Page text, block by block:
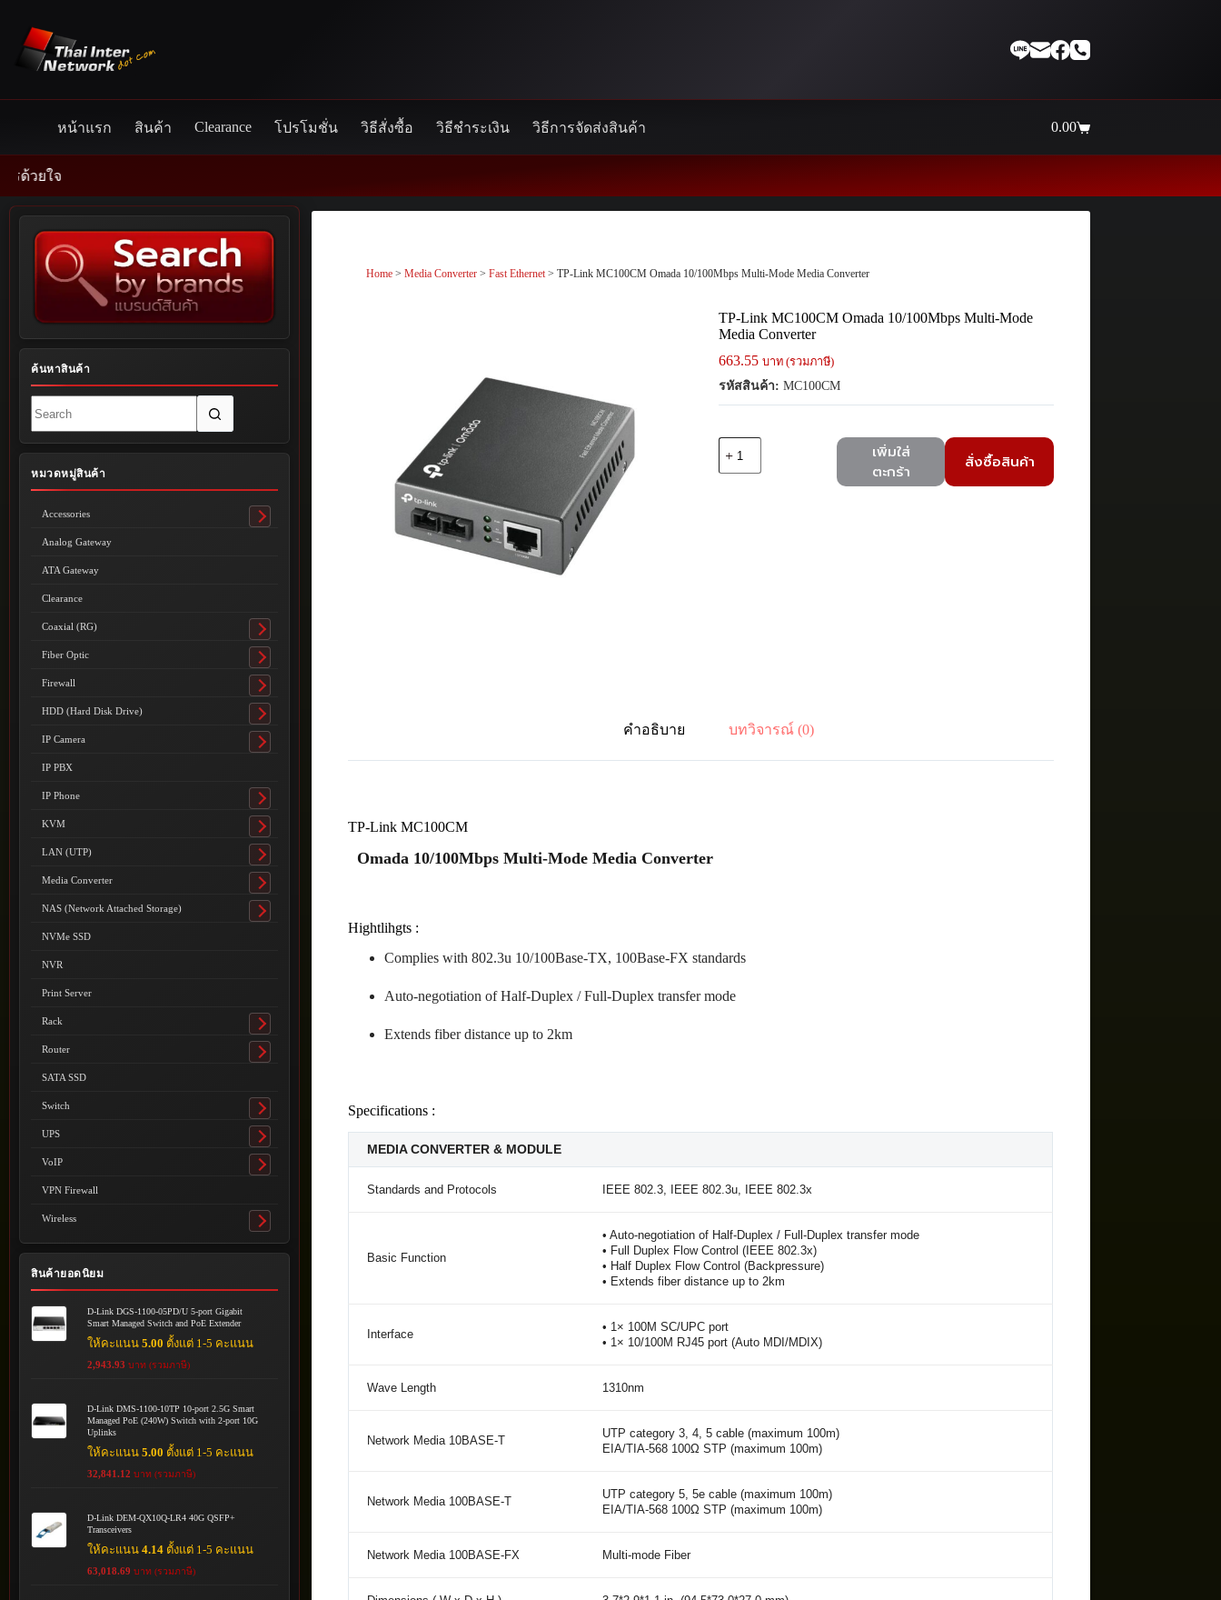
content
หน้าแรก สินค้า Clearance โปรโมชั่น วิธีสั่งซื้อ วิธีชำระเงิน วิธีการจัดส่งสินค้า
Shopping
0.00
Home >Media Converter >Fast Ethernet> TP-Link MC100CM Omada 10/100Mbps Multi-Mode Media Converter
TP-Link MC100CM Omada 10/100Mbps Multi-Mode
Media Converter
663.55 บาท (รวมภาษี)
รหัสสินค้า: MC100CM
เพิ่มใส่
ตะกร้า
สั่งซื้อสินค้า
คำอธิบาย บทวิจารณ์ (0)
TP-Link MC100CM
Omada 10/100Mbps Multi-Mode Media Converter
Hightlihgts :
Complies with 802.3u 10/100Base-TX, 100Base-FX standards
Auto-negotiation of Half-Duplex / Full-Duplex transfer mode
Extends fiber distance up to 2km
Specifications :
MEDIA CONVERTER & MODULE
Standards and Protocols IEEE 802.3, IEEE 802.3u, IEEE 802.3x
Basic Function
• Auto-negotiation of Half-Duplex / Full-Duplex transfer mode
• Full Duplex Flow Control (IEEE 802.3x)
• Half Duplex Flow Control (Backpressure)
• Extends fiber distance up to 2km
Interface
• 1× 100M SC/UPC port
• 1× 10/100M RJ45 port (Auto MDI/MDIX)
Wave Length 1310nm
Network Media 10BASE-T
UTP category 3, 4, 5 cable (maximum 100m)
EIA/TIA-568 100Ω STP (maximum 100m)
Network Media 100BASE-T
UTP category 5, 5e cable (maximum 100m)
EIA/TIA-568 100Ω STP (maximum 100m)
Network Media 100BASE-FX Multi-mode Fiber
ค้นหาสินค้า
results
หมวดหมู่สินค้า
Accessories
Toggle
Analog Gateway
ATA Gateway
Clearance
Coaxial (RG)
Toggle
submenu
Fiber Optic
Toggle
submenu
Firewall
Toggle
submenu
HDD (Hard Disk Drive)
Toggle
submenu
IP Camera
Toggle
IP PBX
IP Phone
Toggle
submenu
KVM
Toggle
submenu
LAN (UTP)
Toggle
submenu
Media Converter
Toggle
submenu
NAS (Network Attached Storage)
Toggle
NVMe SSD
NVR
Print Server
Rack
Toggle
submenu
Router
Toggle
SATA SSD
Switch
Toggle
submenu
UPS
Toggle
submenu
VoIP
Toggle
VPN Firewall
Wireless
Toggle
submenu
สินค้ายอดนิยม
D-Link DGS-1100-05PD/U 5-port Gigabit
Smart Managed Switch and PoE Extender
ให้คะแนน5.00 ตั้งแต่ 1-5 คะแนน
2,943.93 บาท (รวมภาษี)
D-Link DMS-1100-10TP 10-port 2.5G Smart
Managed PoE (240W) Switch with 2-port 10G
Uplinks
ให้คะแนน5.00 ตั้งแต่ 1-5 คะแนน
32,841.12 บาท (รวมภาษี)
D-Link DEM-QX10Q-LR4 40G QSFP+
Transceivers
ให้คะแนน4.14 ตั้งแต่ 1-5 คะแนน
63,018.69 บาท (รวมภาษี)